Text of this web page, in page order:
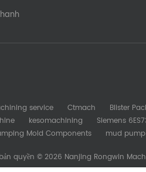
service Ctmach Blister
kesomachining Siemens
Mold Components mud pump
bản quyền © 2026 Nanjing Rongwin